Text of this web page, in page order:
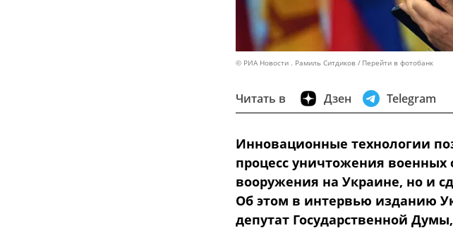
© РИА Новости . Рамиль Ситдиков Перейти в фотобанк
Читать в Дзен Telegram
Инновационные технологии
процесс уничтожения военных
вооружения на Украине, но и
Об этом в интервью изданию
депутат Государственной